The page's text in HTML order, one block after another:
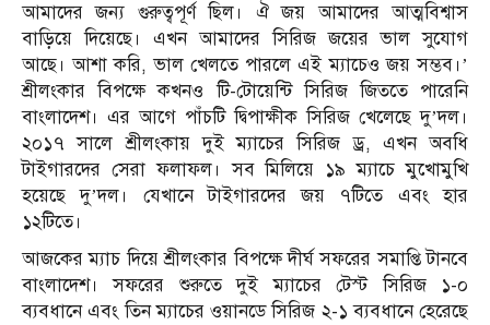
আমাদের জন্য গুরুত্বপূর্ণ ছিল। ঐ জয় আমাদের আত্মবিশ্বাস
বাড়িয়ে দিয়েছে। এখন আমাদের সিরিজ জয়ের ভাল সুযোগ
আছে। আশা করি, ভাল খেলতে পারলে এই ম্যাচেও জয় সম্ভব।’
শ্রীলংকার বিপক্ষে কখনও টি-টোয়েন্টি সিরিজ জিততে পারেনি
বাংলাদেশ। এর আগে পাঁচটি দ্বিপাক্ষীক সিরিজ খেলেছে দু’দল।
২০১৭ সালে শ্রীলংকায় দুই ম্যাচের সিরিজ ড্র, এখন অবধি
টাইগারদের সেরা ফলাফল। সব মিলিয়ে ১৯ ম্যাচে মুখোমুখি
হয়েছে দু’দল। যেখানে টাইগারদের জয় ৭টিতে এবং হার
১২টিতে।
আজকের ম্যাচ দিয়ে শ্রীলংকার বিপক্ষে দীর্ঘ সফরের সমাপ্তি টানবে
বাংলাদেশ। সফরের শুরুতে দুই ম্যাচের টেস্ট সিরিজ ১-০
ব্যবধানে এবং তিন ম্যাচের ওয়ানডে সিরিজ ২-১ ব্যবধানে হেরেছে